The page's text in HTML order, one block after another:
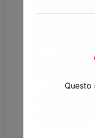
Questo